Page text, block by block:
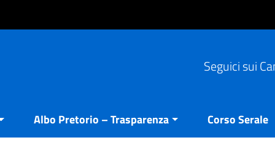
Seguici sui
Albo Pretorio – Trasparenza Corso Serale